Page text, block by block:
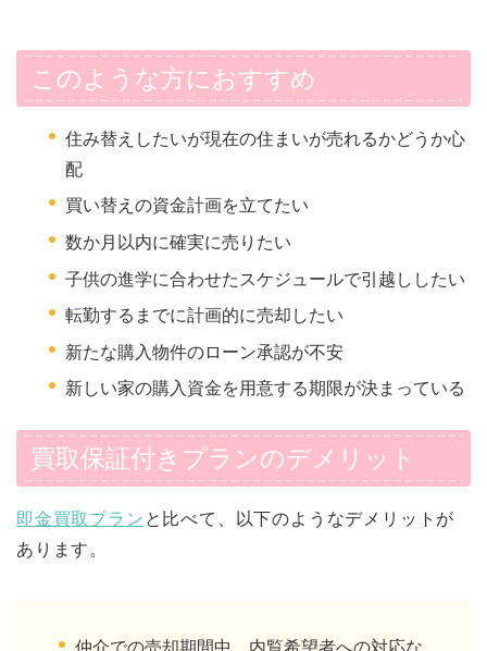
このような方におすすめ
住み替えしたいが現在の住まいが売れるかどうか心
配
買い替えの資金計画を立てたい
数か月以内に確実に売りたい
子供の進学に合わせたスケジュールで引越ししたい
転勤するまでに計画的に売却したい
新たな購入物件のローン承認が不安
新しい家の購入資金を用意する期限が決まっている
買取保証付きプランのデメリット
即金買取プラン と比べて、以下のようなデメリットが
あります。